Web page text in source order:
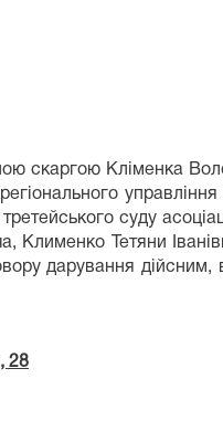
скаргою Кліменка
управління
суду
Клименко Тетяни
дарування дійсним,
28